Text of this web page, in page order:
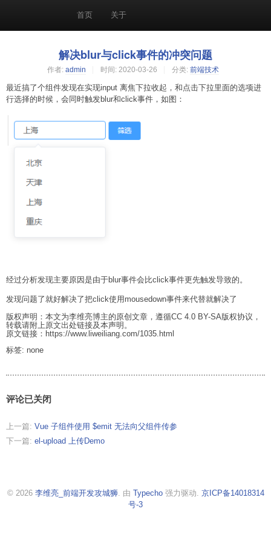
首页 关于
解决blur与click事件的冲突问题
作者: admin 时间: 2020-03-26 分类: 前端技术
最近搞了个组件发现在实现input 离焦下拉收起，和点击下拉里面的选项进
行选择的时候，会同时触发blur和click事件，如图：
经过分析发现主要原因是由于blur事件会比click事件更先触发导致的。
发现问题了就好解决了把click使用mousedown事件来代替就解决了
版权声明：本文为李维亮博主的原创文章，遵循CC 4.0 BY-SA版权协议，
转载请附上原文出处链接及本声明。
原文链接：https://www.liweiliang.com/1035.html
标签: none
评论已关闭
上一篇: Vue 子组件使用 $emit 无法向父组件传参
下一篇: el-upload 上传Demo
© 2026 李维亮_前端开发攻城狮. 由 Typecho强力驱动. 京ICP备14018314
号-3